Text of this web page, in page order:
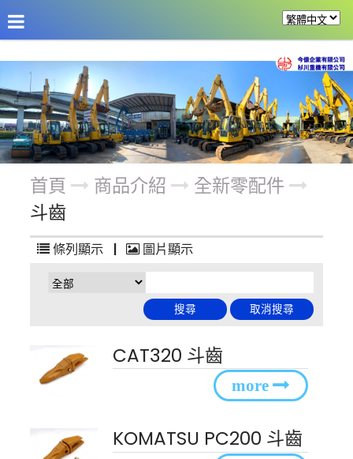
公司介紹 最新消息 改裝機具
首頁 商品介紹
全新零配件
斗齒
條列顯示 | 圖片顯示
CAT320 斗齒
KOMATSU PC200 斗齒